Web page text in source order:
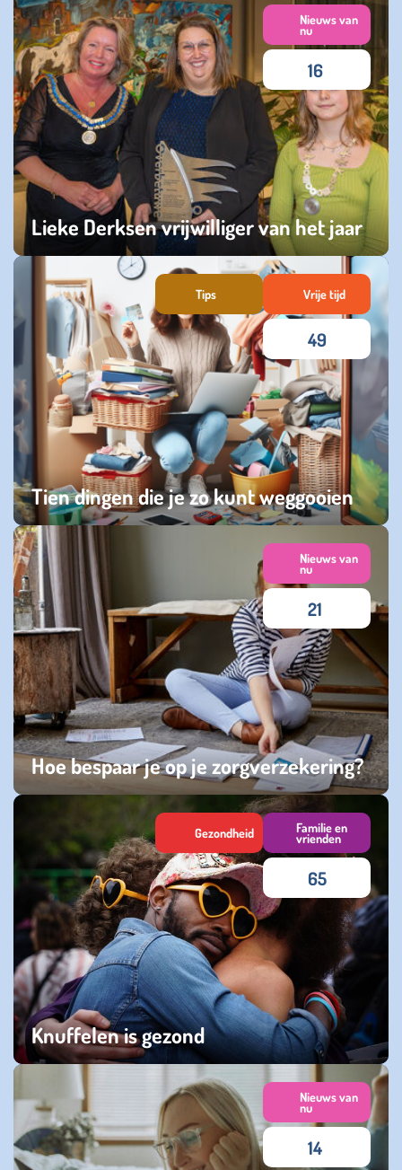
Lieke Derksen vrijwilliger van het jaar
woensdag 07 januari 2026
Nieuws van
nu
16
Tien dingen die je zo kunt weggooien
zaterdag 03 januari 2026
Tips Vrije tijd
49
Hoe bespaar je op je zorgverzekering?
zaterdag 27 december 2025
Nieuws van
nu
21
Knuffelen is gezond
woensdag 18 juni 2025
Gezondheid Familie en
vrienden
65
Nieuws van
nu
14